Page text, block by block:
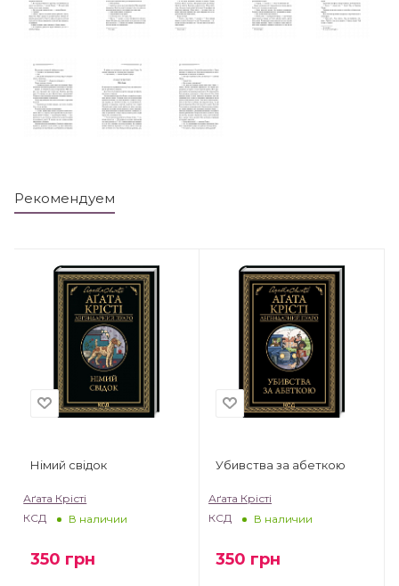
Рекомендуем
Німий свідок
Аґата Крісті
КСД
В наличии
350 грн
Убивства за абеткою
Аґата Крісті
КСД
В наличии
350 грн